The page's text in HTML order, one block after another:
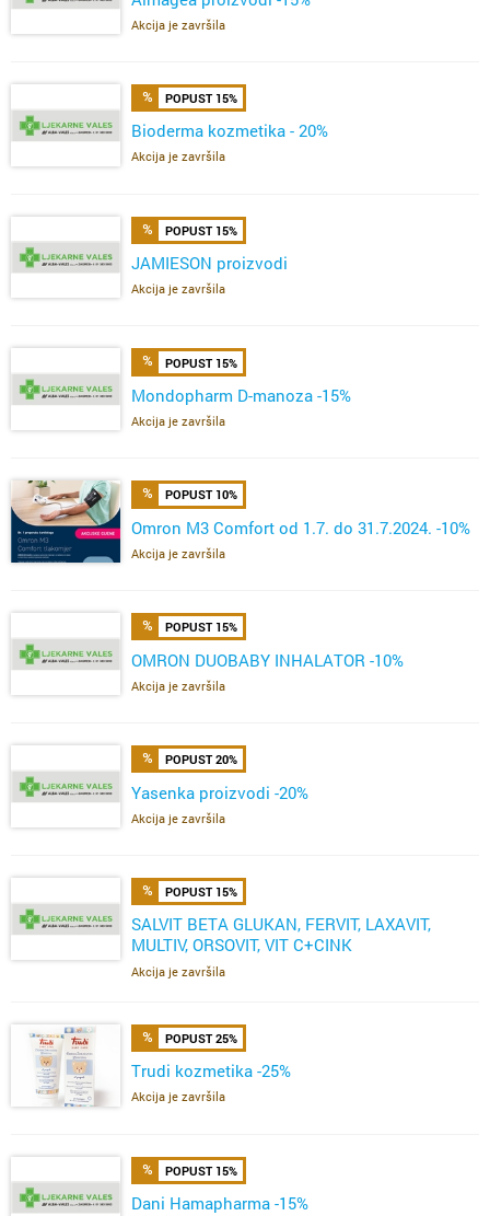
Akcija je završila
POPUST 15%
Bioderma kozmetika - 20%
Akcija je završila
POPUST 15%
JAMIESON proizvodi
Akcija je završila
POPUST 15%
Mondopharm D-manoza -15%
Akcija je završila
POPUST 10%
Omron M3 Comfort od 1.7. do 31.7.2024. -10%
Akcija je završila
POPUST 15%
OMRON DUOBABY INHALATOR -10%
Akcija je završila
POPUST 20%
Yasenka proizvodi -20%
Akcija je završila
POPUST 15%
SALVIT BETA GLUKAN, FERVIT, LAXAVIT,
MULTIV, ORSOVIT, VIT C+CINK
ŽELE,FERVIT,OMEGA
Akcija je završila
POPUST 25%
Trudi kozmetika -25%
Akcija je završila
POPUST 15%
Dani Hamapharma -15%